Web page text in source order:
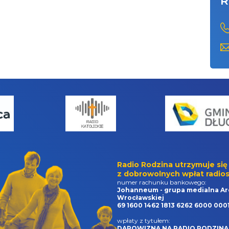
Radio Rodzina utrzymuje się
z dobrowolnych wpłat
numer rachunku bankowego:
Johanneum - grupa medialna
Wrocławskiej
69 1600 1462 1813 6262 6000
wpłaty z tytułem: